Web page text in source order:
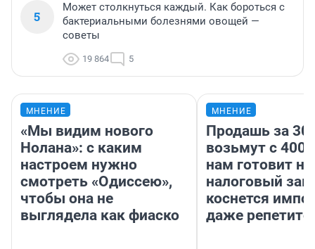
5
Может столкнуться каждый. Как бороться с
бактериальными болезнями овощей —
советы
19 864 5
МНЕНИЕ
«Мы видим нового
Нолана»: с каким
настроем нужно
смотреть «Одиссею»,
чтобы она не
выглядела как фиаско
МНЕНИЕ
Продашь за
возьмут с
нам готовит
налоговый
коснется
даже